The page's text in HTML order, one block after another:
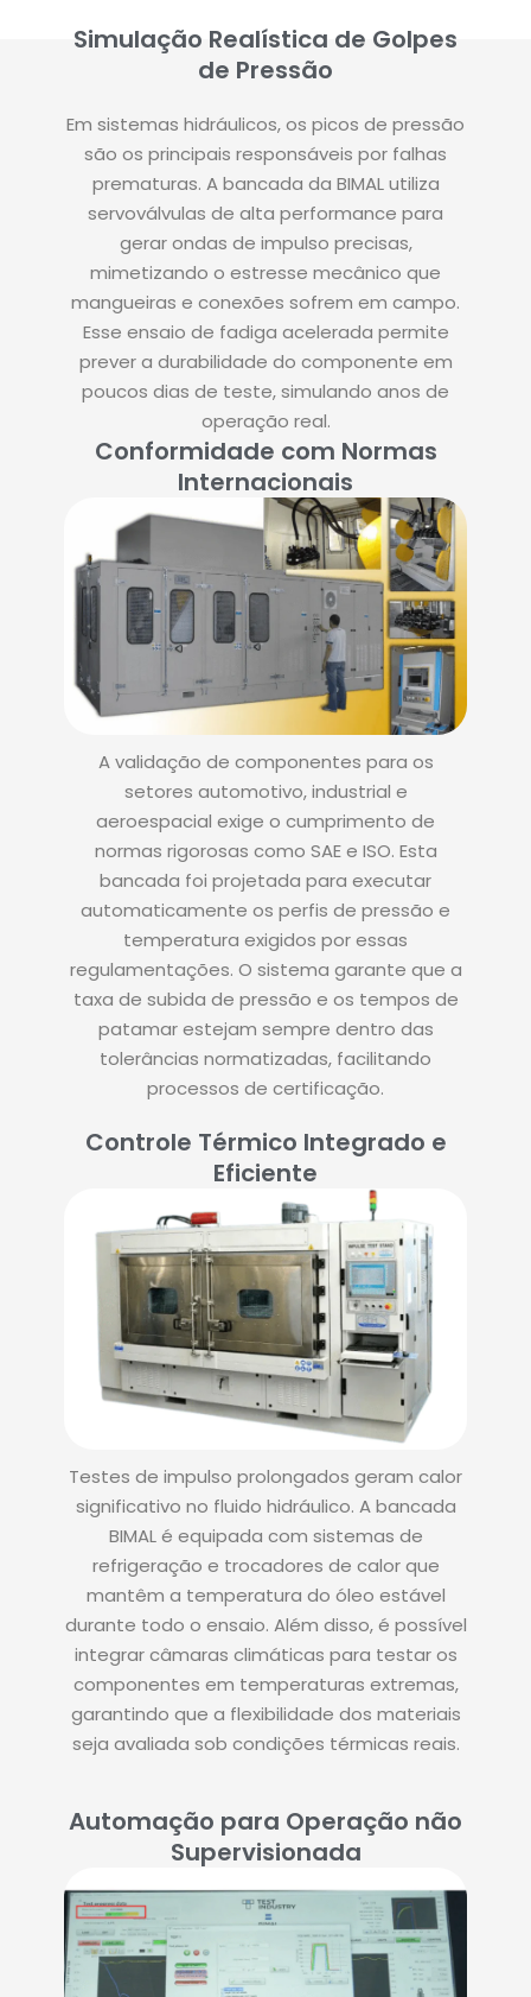
Simulação Realística de Golpes
de Pressão
Em sistemas hidráulicos, os picos de pressão
são os principais responsáveis por falhas
prematuras. A bancada da BIMAL utiliza
servoválvulas de alta performance para
gerar ondas de impulso precisas,
mimetizando o estresse mecânico que
mangueiras e conexões sofrem em campo.
Esse ensaio de fadiga acelerada permite
prever a durabilidade do componente em
poucos dias de teste, simulando anos de
operação real.
Conformidade com Normas
Internacionais
A validação de componentes para os
setores automotivo, industrial e
aeroespacial exige o cumprimento de
normas rigorosas como SAE e ISO. Esta
bancada foi projetada para executar
automaticamente os perfis de pressão e
temperatura exigidos por essas
regulamentações. O sistema garante que a
taxa de subida de pressão e os tempos de
patamar estejam sempre dentro das
tolerâncias normatizadas, facilitando
processos de certificação.
Controle Térmico Integrado e
Eficiente
Testes de impulso prolongados geram calor
significativo no fluido hidráulico. A bancada
BIMAL é equipada com sistemas de
refrigeração e trocadores de calor que
mantêm a temperatura do óleo estável
durante todo o ensaio. Além disso, é possível
integrar câmaras climáticas para testar os
componentes em temperaturas extremas,
garantindo que a flexibilidade dos materiais
seja avaliada sob condições térmicas reais.
Automação para Operação não
Supervisionada